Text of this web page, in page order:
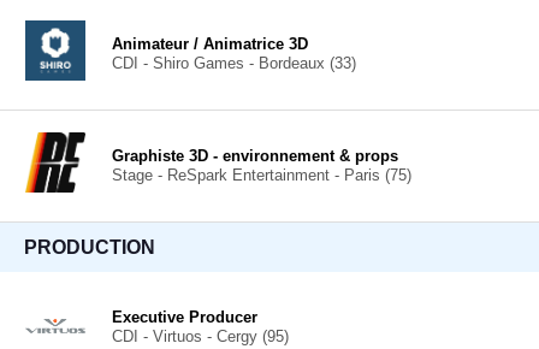
Animateur / Animatrice 3D
CDI - Shiro Games - Bordeaux (33)
Graphiste 3D - environnement & props
Stage - ReSpark Entertainment - Paris (75)
PRODUCTION
Executive Producer
CDI - Virtuos - Cergy (95)